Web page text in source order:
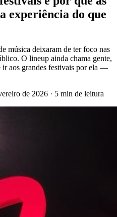
experiência do que
música deixaram de ter foco nas
O lineup ainda chama gente,
ir aos grandes festivais por ela —
de 2026 · 5 min de leitura